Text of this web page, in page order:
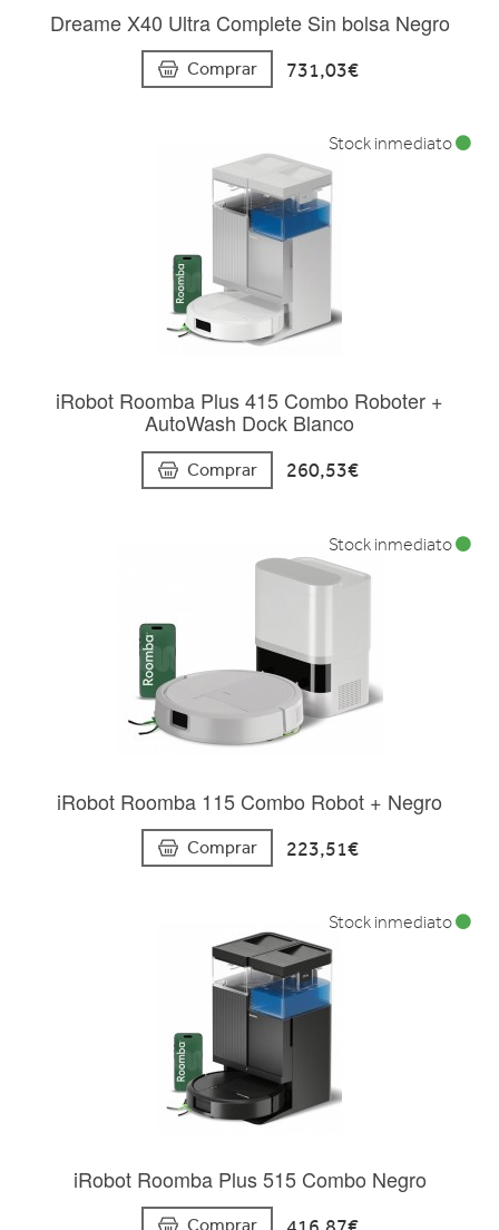
Dreame X40 Ultra Complete Sin bolsa Negro
Comprar 731,03€
iRobot Roomba Plus 415 Combo Roboter +
AutoWash Dock Blanco
Comprar 260,53€
Stock inmediato
iRobot Roomba 115 Combo Robot + Negro
Comprar 223,51€
Stock inmediato
iRobot Roomba Plus 515 Combo Negro
Comprar
Stock inmediato